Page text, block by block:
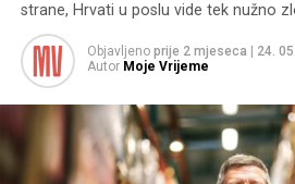
strane, Hrvati u poslu vide tek nužno
Objavljeno prije 2 mjeseca
24.
Autor Moje Vrijeme